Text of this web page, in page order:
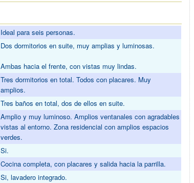
Ideal para seis personas.
Dos dormitorios en suite, muy amplias y luminosas.
Ambas hacia el frente, con vistas muy lindas.
Tres dormitorios en total. Todos con placares. Muy
amplios.
Tres baños en total, dos de ellos en suite.
Amplio y muy luminoso. Amplios ventanales con agradables
vistas al entorno. Zona residencial con amplios espacios
verdes.
Si.
Cocina completa, con placares y salida hacia la parrilla.
Si, lavadero integrado.